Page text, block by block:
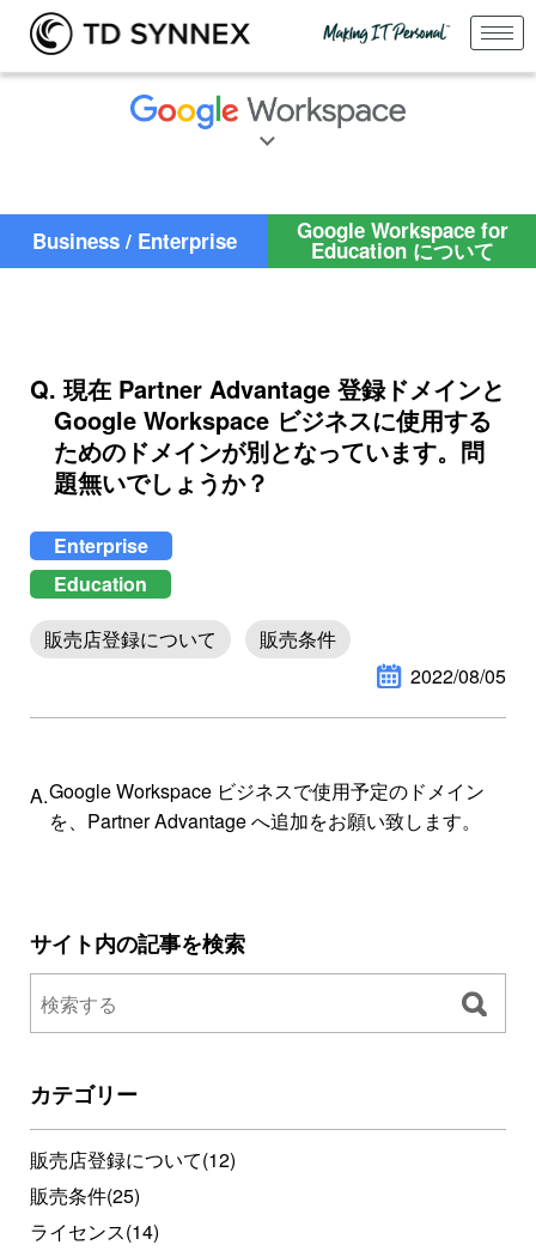
Business / Enterprise Google Workspace for
Education について
Q. 現在 Partner Advantage 登録ドメインと
Google Workspace ビジネスに使用する
ためのドメインが別となっています。問
題無いでしょうか？
Enterprise
Education
販売店登録について
販売条件
2022/08/05
Google Workspace ビジネスで使用予定のドメイン
を、Partner Advantage へ追加をお願い致します。
サイト内の記事を検索
カテゴリー
販売店登録について(12)
販売条件(25)
ライセンス(14)